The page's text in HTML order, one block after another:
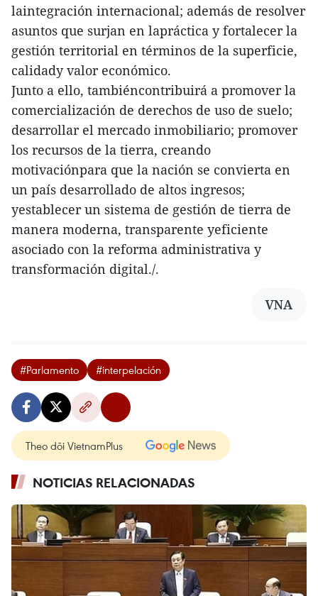
laintegración internacional; además de resolver
asuntos que surjan en lapráctica y fortalecer la
gestión territorial en términos de la superficie,
calidady valor económico.
Junto a ello, tambiéncontribuirá a promover la
comercialización de derechos de uso de suelo;
desarrollar el mercado inmobiliario; promover
los recursos de la tierra, creando
motivaciónpara que la nación se convierta en
un país desarrollado de altos ingresos;
yestablecer un sistema de gestión de tierra de
manera moderna, transparente yeficiente
asociado con la reforma administrativa y
transformación digital./.
VNA
#Parlamento #interpelación
Theo dõi VietnamPlus
NOTICIAS RELACIONADAS